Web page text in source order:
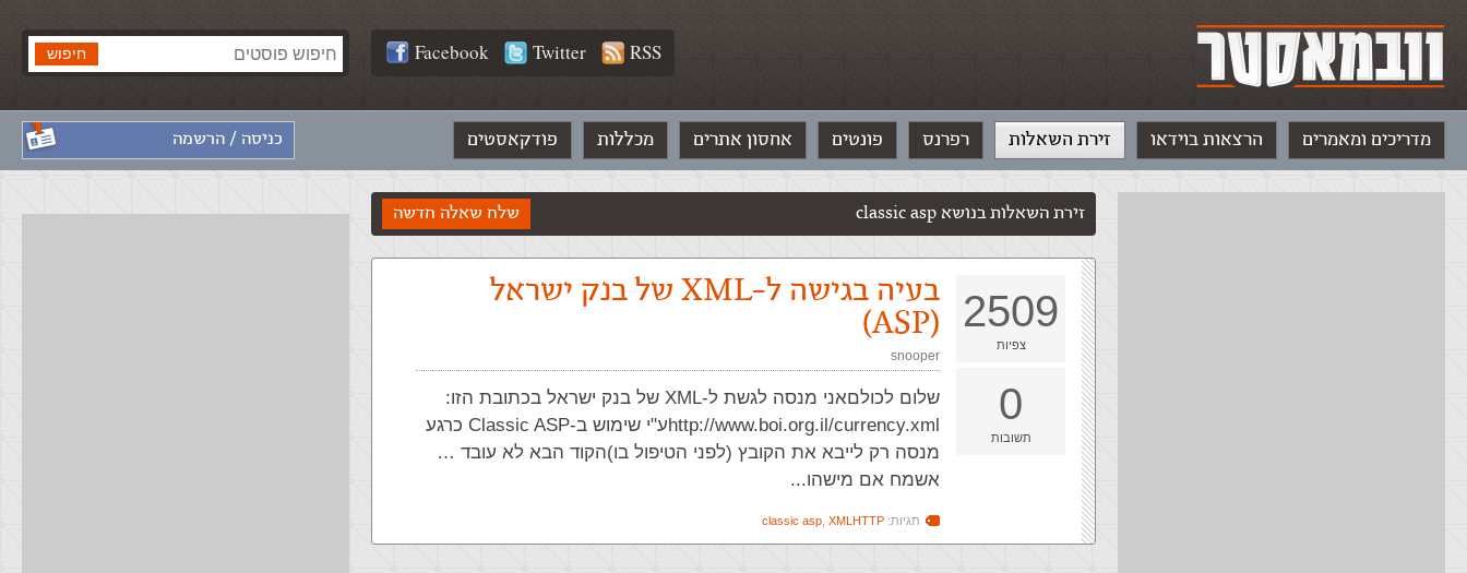
Facebook Twitter RSS
כניסה / הרשמה מדריכים ומאמרים הרצאות בוידאו זירת השאלות רפרנס פונטים אחסון אתרים מכללות פודקאסטים
שלח שאלה חדשה זירת השאלות בנושא classic asp
2509
צפיות
0
תשובות
בעיה בגישה ל-XML של בנק ישראל
(ASP)
snooper
שלום לכולםאני מנסה לגשת ל-XML של בנק ישראל בכתובת הזו:
http://www.boi.org.il/currency.xmlע"י שימוש ב-Classic ASP כרגע
מנסה רק לייבא את הקובץ (לפני הטיפול בו)הקוד הבא לא עובד …
אשמח אם מישהו...
תגיות: classic asp XMLHTTP